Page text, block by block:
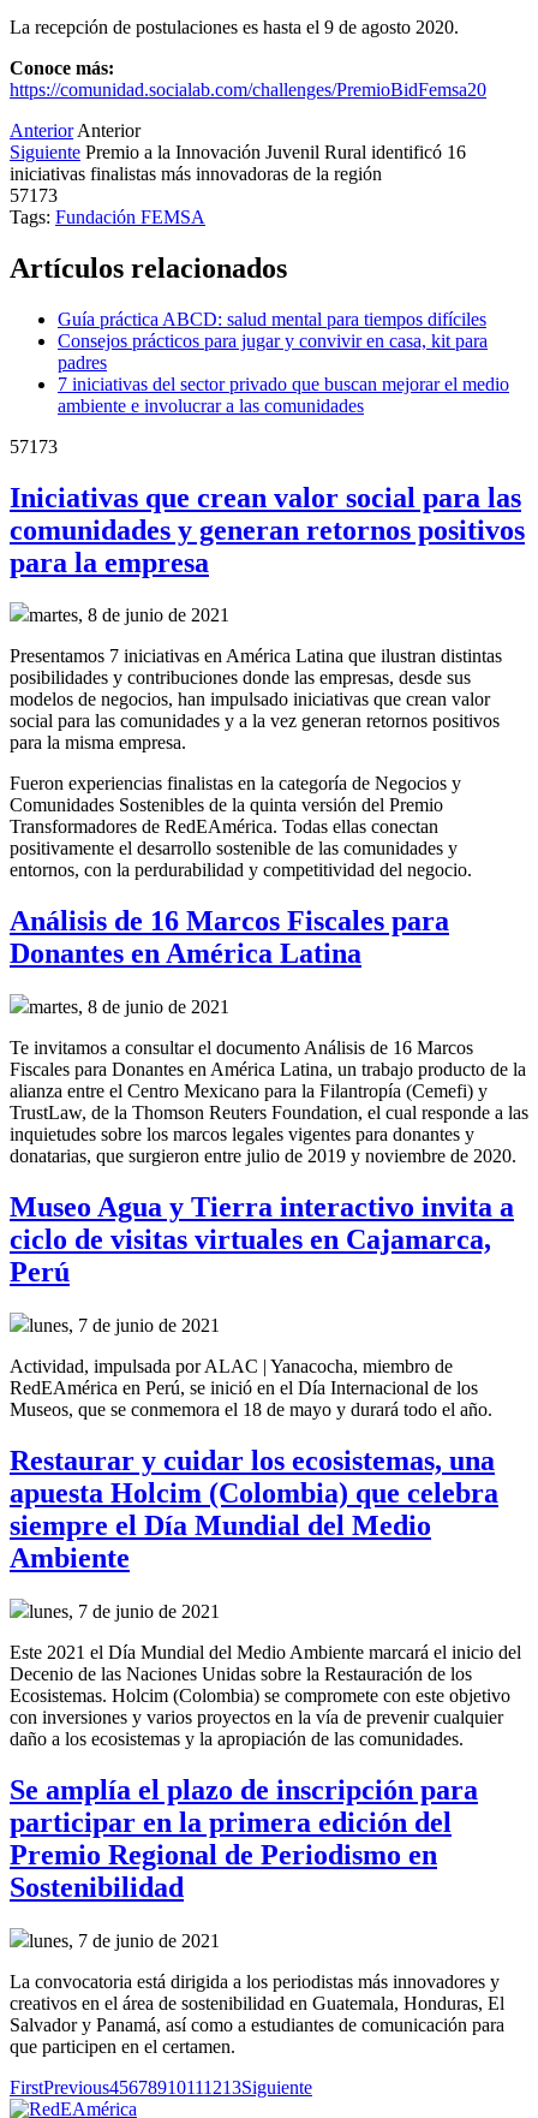
La recepción de postulaciones es hasta el 9 de agosto 2020.
Conoce más:
https://comunidad.socialab.com/challenges/PremioBidFemsa20
Anterior Anterior
Siguiente Premio a la Innovación Juvenil Rural identificó 16
iniciativas finalistas más innovadoras de la región
57173
Tags: Fundación FEMSA
Artículos relacionados
Guía práctica ABCD: salud mental para tiempos difíciles
Consejos prácticos para jugar y convivir en casa, kit para
padres
7 iniciativas del sector privado que buscan mejorar el medio
ambiente e involucrar a las comunidades
57173
Iniciativas que crean valor social para las
comunidades y generan retornos positivos
para la empresa
martes, 8 de junio de 2021
Presentamos 7 iniciativas en América Latina que ilustran distintas
posibilidades y contribuciones donde las empresas, desde sus
modelos de negocios, han impulsado iniciativas que crean valor
social para las comunidades y a la vez generan retornos positivos
para la misma empresa.
Fueron experiencias finalistas en la categoría de Negocios y
Comunidades Sostenibles de la quinta versión del Premio
Transformadores de RedEAmérica. Todas ellas conectan
positivamente el desarrollo sostenible de las comunidades y
entornos, con la perdurabilidad y competitividad del negocio.
Análisis de 16 Marcos Fiscales para
Donantes en América Latina
martes, 8 de junio de 2021
Te invitamos a consultar el documento Análisis de 16 Marcos
Fiscales para Donantes en América Latina, un trabajo producto de la
alianza entre el Centro Mexicano para la Filantropía (Cemefi) y
TrustLaw, de la Thomson Reuters Foundation, el cual responde a las
inquietudes sobre los marcos legales vigentes para donantes y
donatarias, que surgieron entre julio de 2019 y noviembre de 2020.
Museo Agua y Tierra interactivo invita a
ciclo de visitas virtuales en Cajamarca,
Perú
lunes, 7 de junio de 2021
Actividad, impulsada por ALAC | Yanacocha, miembro de
RedEAmérica en Perú, se inició en el Día Internacional de los
Museos, que se conmemora el 18 de mayo y durará todo el año.
Restaurar y cuidar los ecosistemas, una
apuesta Holcim (Colombia) que celebra
siempre el Día Mundial del Medio
Ambiente
lunes, 7 de junio de 2021
Este 2021 el Día Mundial del Medio Ambiente marcará el inicio del
Decenio de las Naciones Unidas sobre la Restauración de los
Ecosistemas. Holcim (Colombia) se compromete con este objetivo
con inversiones y varios proyectos en la vía de prevenir cualquier
daño a los ecosistemas y la apropiación de las comunidades.
Se amplía el plazo de inscripción para
participar en la primera edición del
Premio Regional de Periodismo en
Sostenibilidad
lunes, 7 de junio de 2021
La convocatoria está dirigida a los periodistas más innovadores y
creativos en el área de sostenibilidad en Guatemala, Honduras, El
Salvador y Panamá, así como a estudiantes de comunicación para
que participen en el certamen.
FirstPrevious45678910111213Siguiente